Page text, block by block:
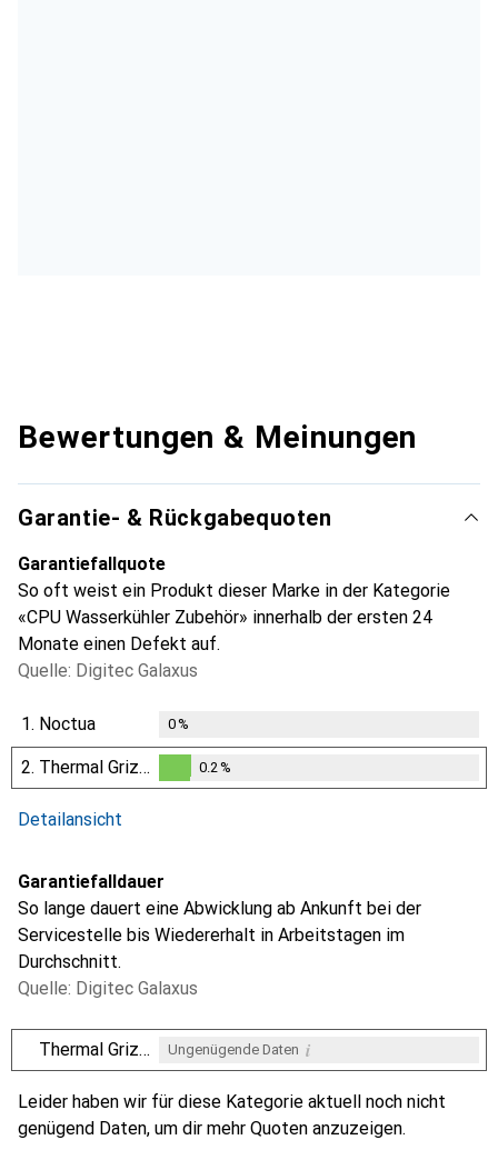
Bewertungen & Meinungen
Garantie- & Rückgabequoten
Garantiefallquote
So oft weist ein Produkt dieser Marke in der Kategorie
«CPU Wasserkühler Zubehör» innerhalb der ersten 24
Monate einen Defekt auf.
Quelle: Digitec Galaxus
1. Noctua 0%
2. Thermal Grizzly
0.2%
0.2 %
Detailansicht
Garantiefalldauer
So lange dauert eine Abwicklung ab Ankunft bei der
Servicestelle bis Wiedererhalt in Arbeitstagen im
Durchschnitt.
Quelle: Digitec Galaxus
Thermal Grizzly Ungenügende Daten i
i
Leider haben wir für diese Kategorie aktuell noch nicht
genügend Daten, um dir mehr Quoten anzuzeigen.